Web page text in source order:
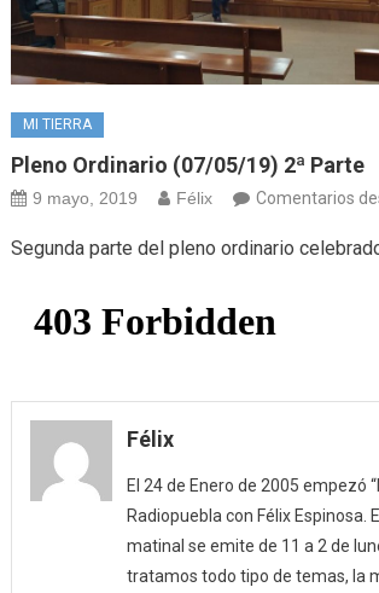
MI TIERRA
Pleno Ordinario (07/05/19) 2ª Parte
9 mayo, 2019 Félix Comentarios
Segunda parte del pleno ordinario
Félix
El 24 de Enero de 2005 empezó
Radiopuebla con Félix Espinosa.
matinal se emite de 11 a 2 de
tratamos todo tipo de temas, la